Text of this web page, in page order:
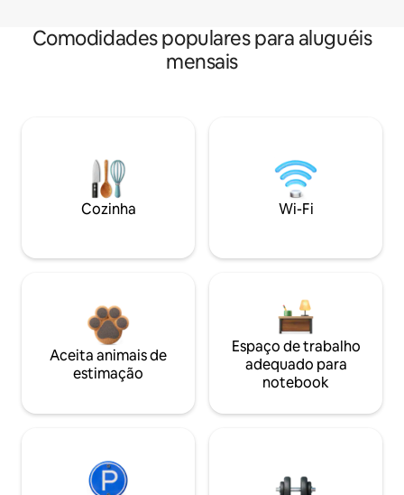
Comodidades populares para aluguéis
mensais
Cozinha Wi-Fi
Aceita animais de
estimação
Espaço de trabalho
adequado para
notebook